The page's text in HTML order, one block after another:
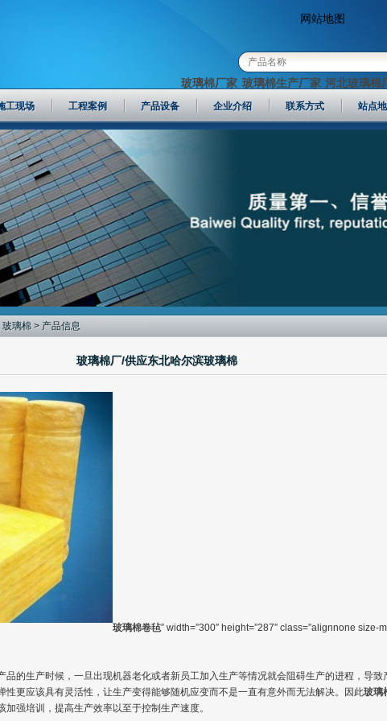
网站地图
玻璃棉厂家 玻璃棉生产厂家 河北玻璃棉
工现场 工程案例 产品设备 企业介绍 联系方式 站点
玻璃棉 > 产品信息
玻璃棉厂/供应东北哈尔滨玻璃棉
玻璃棉卷毡” width=”300″ height=”287″ class=”alignnone size-
品的生产时候，一旦出现机器老化或者新员工加入生产等情况就会阻碍生产的进程，导致
性更应该具有灵活性，让生产变得能够随机应变而不是一直有意外而无法解决。因此玻璃
强培训，提高生产效率以至于控制生产速度。